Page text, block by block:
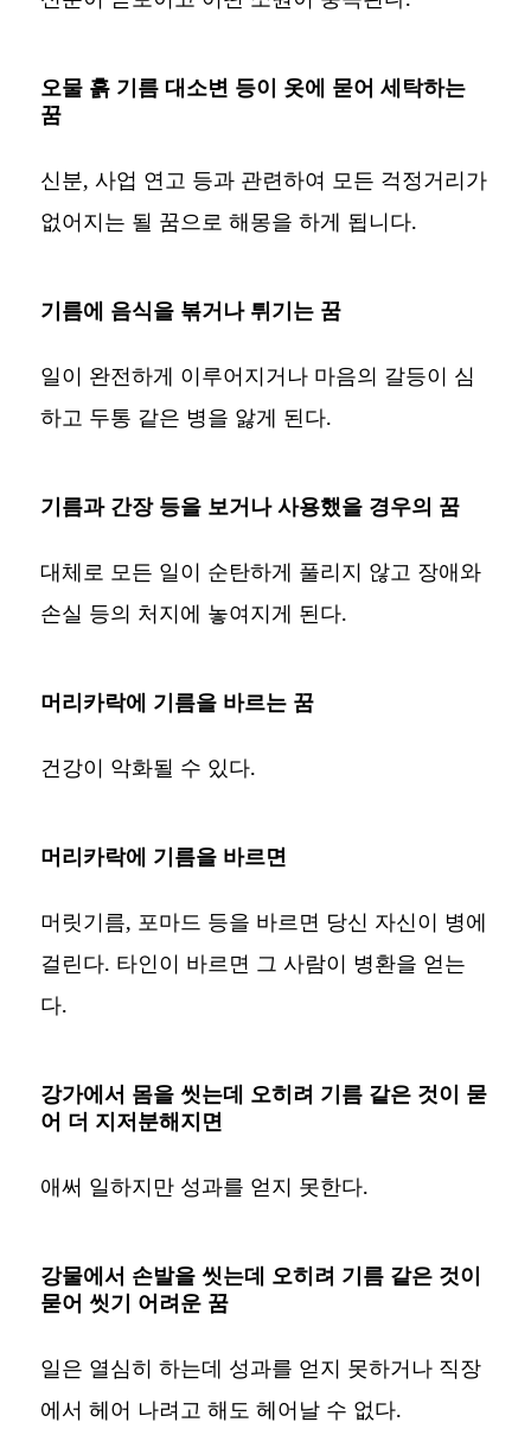
오물 흙 기름 대소변 등이 옷에 묻어 세탁하는
꿈
신분, 사업 연고 등과 관련하여 모든 걱정거리가
없어지는 될 꿈으로 해몽을 하게 됩니다.
기름에 음식을 볶거나 튀기는 꿈
일이 완전하게 이루어지거나 마음의 갈등이 심
하고 두통 같은 병을 앓게 된다.
기름과 간장 등을 보거나 사용했을 경우의 꿈
대체로 모든 일이 순탄하게 풀리지 않고 장애와
손실 등의 처지에 놓여지게 된다.
머리카락에 기름을 바르는 꿈
건강이 악화될 수 있다.
머리카락에 기름을 바르면
머릿기름, 포마드 등을 바르면 당신 자신이 병에
걸린다. 타인이 바르면 그 사람이 병환을 얻는
다.
강가에서 몸을 씻는데 오히려 기름 같은 것이 묻
어 더 지저분해지면
애써 일하지만 성과를 얻지 못한다.
강물에서 손발을 씻는데 오히려 기름 같은 것이
묻어 씻기 어려운 꿈
일은 열심히 하는데 성과를 얻지 못하거나 직장
에서 헤어 나려고 해도 헤어날 수 없다.